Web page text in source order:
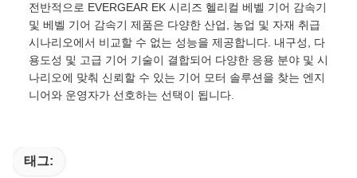
전반적으로 EVERGEAR EK 시리즈 헬리컬 베벨 기어 감속기
및 베벨 기어 감속기 제품은 다양한 산업, 농업 및 자재 취급
시나리오에서 비교할 수 없는 성능을 제공합니다. 내구성, 다
용도성 및 고급 기어 기술이 결합되어 다양한 응용 분야 및 시
나리오에 맞춰 신뢰할 수 있는 기어 모터 솔루션을 찾는 엔지
니어와 운영자가 선호하는 선택이 됩니다.
태그: